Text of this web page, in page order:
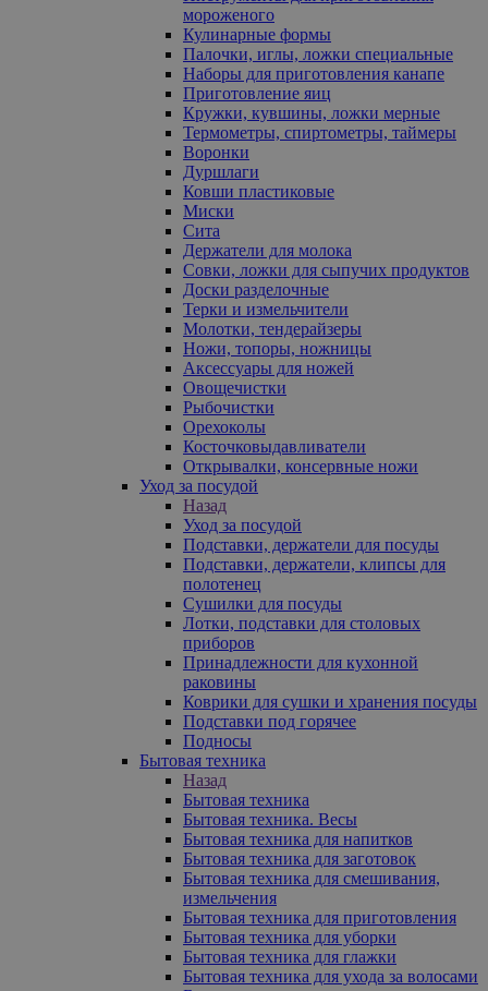
мороженого
Кулинарные формы
Палочки, иглы, ложки специальные
Наборы для приготовления канапе
Приготовление яиц
Кружки, кувшины, ложки мерные
Термометры, спиртометры, таймеры
Воронки
Дуршлаги
Ковши пластиковые
Миски
Сита
Держатели для молока
Совки, ложки для сыпучих продуктов
Доски разделочные
Терки и измельчители
Молотки, тендерайзеры
Ножи, топоры, ножницы
Аксессуары для ножей
Овощечистки
Рыбочистки
Орехоколы
Косточковыдавливатели
Открывалки, консервные ножи
Уход за посудой
Назад
Уход за посудой
Подставки, держатели для посуды
Подставки, держатели, клипсы для
полотенец
Сушилки для посуды
Лотки, подставки для столовых
приборов
Принадлежности для кухонной
раковины
Коврики для сушки и хранения посуды
Подставки под горячее
Подносы
Бытовая техника
Назад
Бытовая техника
Бытовая техника. Весы
Бытовая техника для напитков
Бытовая техника для заготовок
Бытовая техника для смешивания,
измельчения
Бытовая техника для приготовления
Бытовая техника для уборки
Бытовая техника для глажки
Бытовая техника для ухода за волосами